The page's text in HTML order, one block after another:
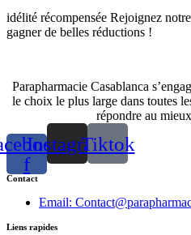
idélité récompensée Rejoignez
gagner de belles réductions !
Parapharmacie Casablanca
le choix le plus large dans toutes
répondre au
f
InstagramTiktok
Contact
Email:
Liens rapides